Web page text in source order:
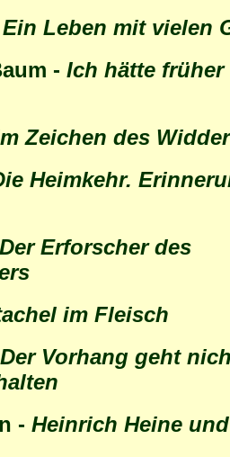
Ein Leben mit vielen
- Ich hätte
Zeichen des
Heimkehr.
Der Erforscher des
im Fleisch
Der Vorhang geht
- Heinrich Heine